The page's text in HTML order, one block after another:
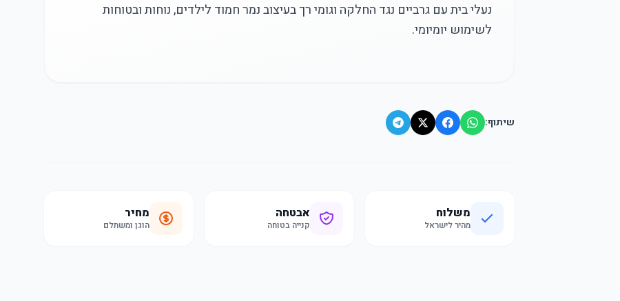
נעלי בית עם גרביים נגד החלקה וגומי רך בעיצוב נמר חמוד לילדים, נוחות ובטוחות
לשימוש יומיומי.
שיתוף:
משלוח
מהיר לישראל
אבטחה
קנייה בטוחה
מחיר
הוגן ומשתלם